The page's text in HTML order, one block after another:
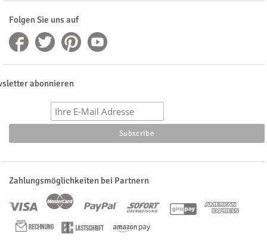
Folgen Sie uns auf
abonnieren
Zahlungsmöglichkeiten bei Partnern